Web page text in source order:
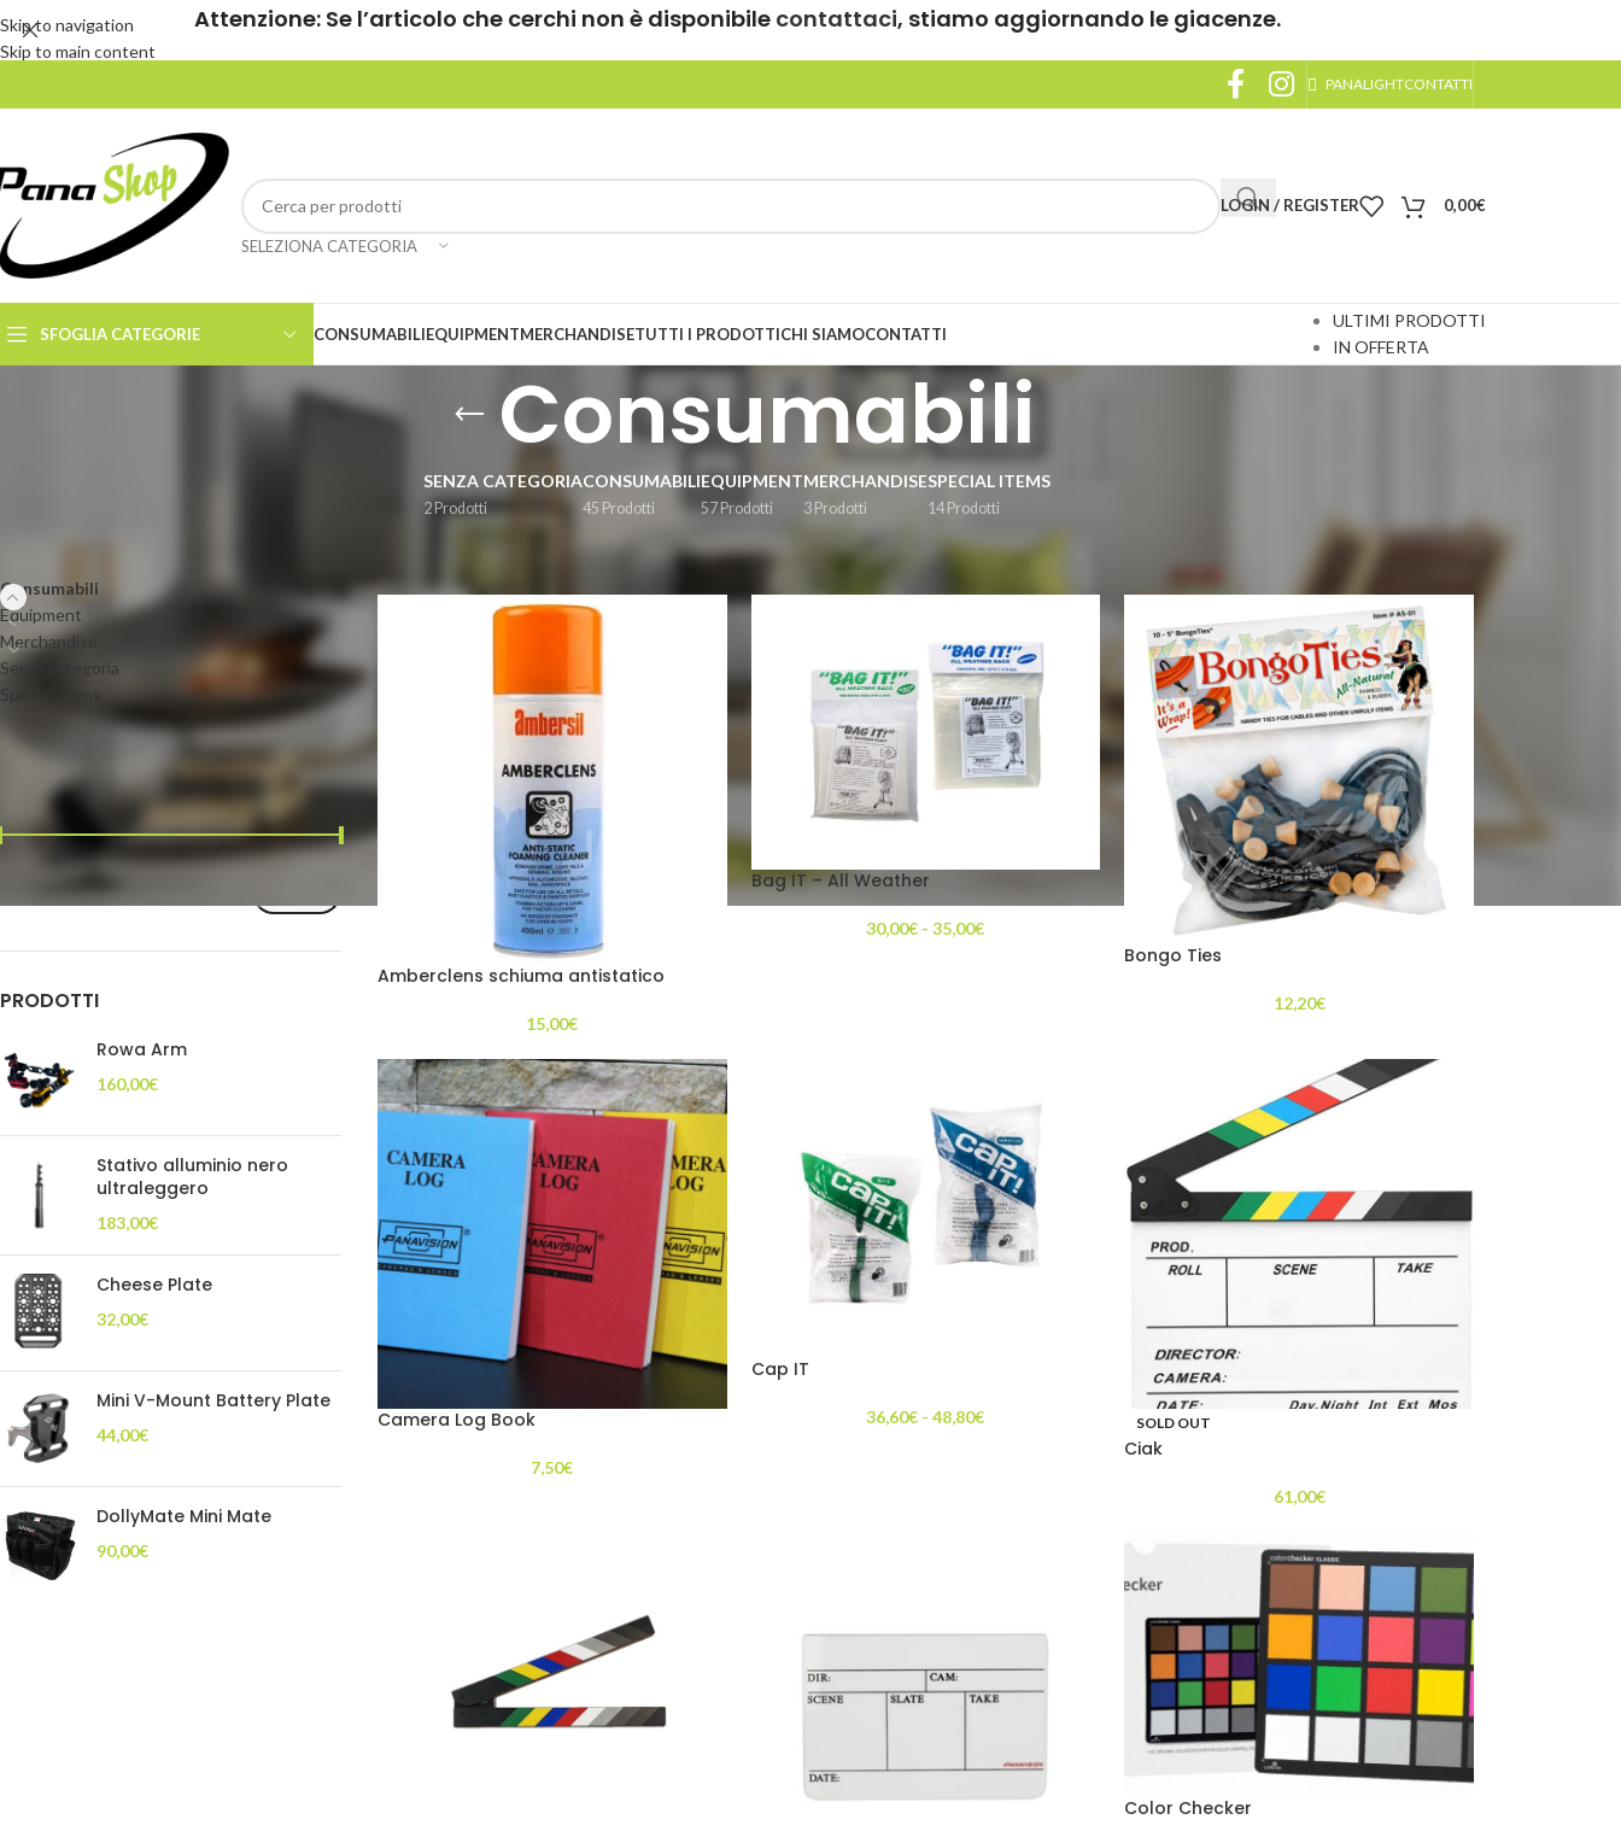
Skip to navigation
Skip to main content
Attenzione: Se l’articolo che cerchi non è disponibile contattaci, stiamo aggiornando le giacenze.
PANALIGHTCONTATTI
SELEZIONA CATEGORIA
LOGIN / REGISTER 0,00€
SFOGLIA CATEGORIE CONSUMABILIEQUIPMENTMERCHANDISETUTTI I PRODOTTICHI SIAMOCONTATTI
ULTIMI PRODOTTI
IN OFFERTA
Consumabili
SENZA CATEGORIA
2 Prodotti
CONSUMABILI
45 Prodotti
EQUIPMENT
57 Prodotti
MERCHANDISE
3 Prodotti
SPECIAL ITEMS
14 Prodotti
Consumabili
Equipment
Merchandise
Senza categoria
Special Items
FILTRA PER PREZZO
0€—240€
PRODOTTI
Rowa Arm
160,00€
Stativo alluminio nero
ultraleggero
183,00€
Cheese Plate
32,00€
Mini V-Mount Battery Plate
44,00€
DollyMate Mini Mate
90,00€
Visualizzazione
Amberclens schiuma antistatico
15,00€
Bag IT – All Weather
30,00€ - 35,00€
Bongo Ties
12,20€
Camera Log Book
7,50€
Cap IT
36,60€ - 48,80€ SOLD OUT
Ciak
61,00€
Color Checker